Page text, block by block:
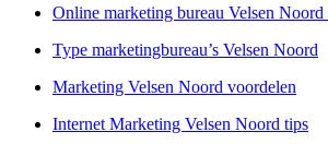
Online marketing bureau Velsen Noord
Type marketingbureau’s Velsen Noord
Marketing Velsen Noord voordelen
Internet Marketing Velsen Noord tips